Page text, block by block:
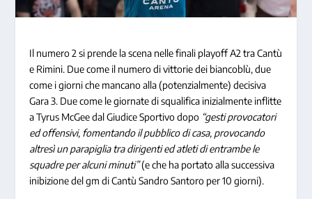
Il numero 2 si prende la scena nelle finali playoff A2 tra Cantù
e Rimini. Due come il numero di vittorie dei biancoblù, due
come i giorni che mancano alla (potenzialmente) decisiva
Gara 3. Due come le giornate di squalifica inizialmente inflitte
a Tyrus McGee dal Giudice Sportivo dopo “gesti provocatori
ed offensivi, fomentando il pubblico di casa, provocando
altresì un parapiglia tra dirigenti ed atleti di entrambe le
squadre per alcuni minuti”(e che ha portato alla successiva
inibizione del gm di Cantù Sandro Santoro per 10 giorni).